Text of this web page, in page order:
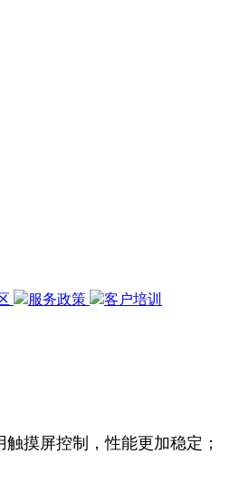
服务政策 客户培训
摸屏控制，性能更加稳定；